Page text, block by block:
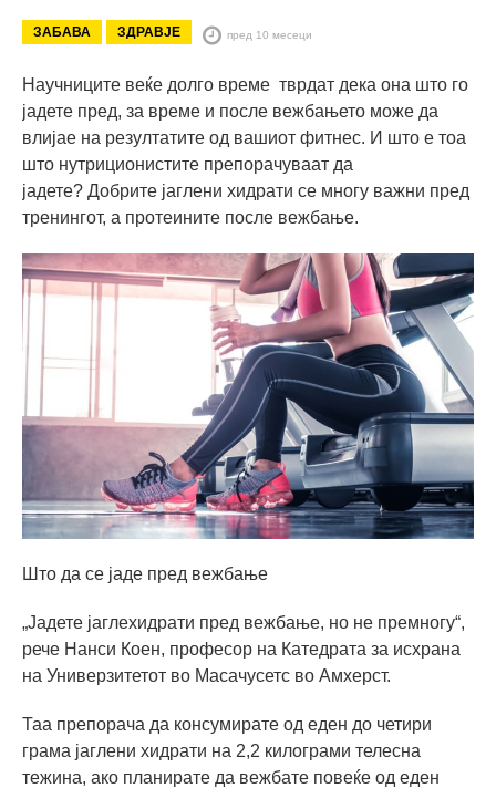
ЗАБАВА ЗДРАВЈЕ пред 10 месеци
Научниците веќе долго време тврдат дека она што го
јадете пред, за време и после вежбањето може да
влијае на резултатите од вашиот фитнес. И што е тоа
што нутриционистите препорачуваат да
јадете? Добрите јаглени хидрати се многу важни пред
тренингот, а протеините после вежбање.
Што да се јаде пред вежбање
„Јадете јаглехидрати пред вежбање, но не премногу“,
рече Нанси Коен, професор на Катедрата за исхрана
на Универзитетот во Масачусетс во Амхерст.
Таа препорача да консумирате од еден до четири
грама јаглени хидрати на 2,2 килограми телесна
тежина, ако планирате да вежбате повеќе од еден